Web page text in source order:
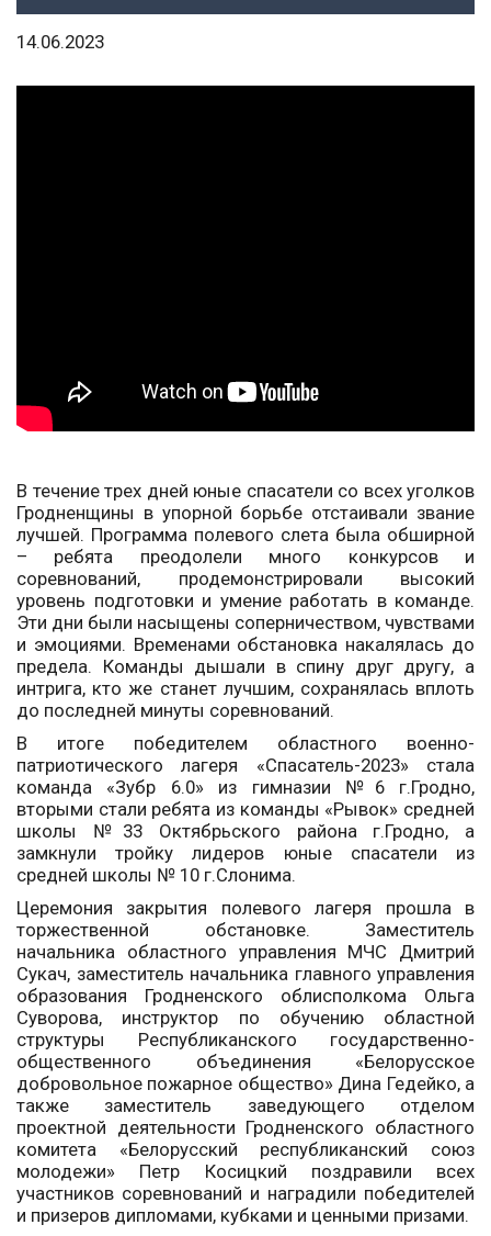
14.06.2023
В течение трех дней юные спасатели со всех уголков
Гродненщины в упорной борьбе отстаивали звание
лучшей. Программа полевого слета была обширной
– ребята преодолели много конкурсов и
соревнований, продемонстрировали высокий
уровень подготовки и умение работать в команде.
Эти дни были насыщены соперничеством, чувствами
и эмоциями. Временами обстановка накалялась до
предела. Команды дышали в спину друг другу, а
интрига, кто же станет лучшим, сохранялась вплоть
до последней минуты соревнований.
В итоге победителем областного военно-
патриотического лагеря «Спасатель-2023» стала
команда «Зубр 6.0» из гимназии №6 г.Гродно,
вторыми стали ребята из команды «Рывок» средней
школы №33 Октябрьского района г.Гродно, а
замкнули тройку лидеров юные спасатели из
средней школы № 10 г.Слонима.
Церемония закрытия полевого лагеря прошла в
торжественной обстановке. Заместитель
начальника областного управления МЧС Дмитрий
Сукач, заместитель начальника главного управления
образования Гродненского облисполкома Ольга
Суворова, инструктор по обучению областной
структуры Республиканского государственно-
общественного объединения «Белорусское
добровольное пожарное общество» Дина Гедейко, а
также заместитель заведующего отделом
проектной деятельности Гродненского областного
комитета «Белорусский республиканский союз
молодежи» Петр Косицкий поздравили всех
участников соревнований и наградили победителей
и призеров дипломами, кубками и ценными призами.